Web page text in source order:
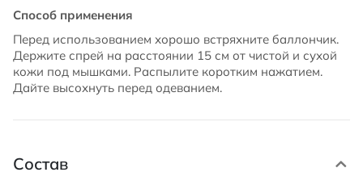
Способ применения
Перед использованием хорошо встряхните баллончик.
Держите спрей на расстоянии 15 см от чистой и сухой
кожи под мышками. Распылите коротким нажатием.
Дайте высохнуть перед одеванием.
Состав